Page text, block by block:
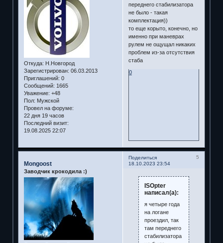
Откуда: Н.Новгород
Зарегистрирован: 06.03.2013
Приглашений: 0
Сообщений: 1665
Уважение: +48
Пол: Мужской
Провел на форуме:
22 дня 19 часов
Последний визит:
19.08.2025 22:07
переднего стабилизатора
не было - такая
комплектация))
то еще корыто, конечно, но
именно при маневрах
рулем не ощущал никаких
проблем из-за отсутствия
стаба
0
Поделиться
5
18.10.2023 23:54
Mongoost
Заводчик крокодила :)
ISOpter
написал(а):
я четыре года
на логане
проездил, так
там переднего
стабилизатора